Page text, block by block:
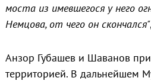
моста из имевшегося у него
Немцова, от чего он скончался"
Анзор Губашев и Шаванов
территорией. В дальнейшем